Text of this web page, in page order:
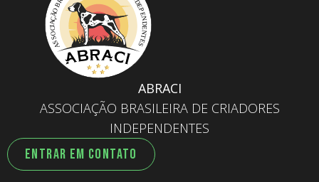
ABRACI
ASSOCIAÇÃO BRASILEIRA DE CRIADORES
INDEPENDENTES
ENTRAR EM CONTATO